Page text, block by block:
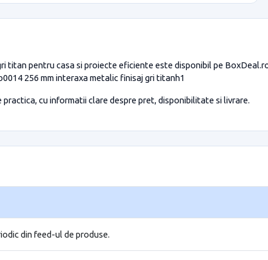
titan pentru casa si proiecte eficiente este disponibil pe
256 mm interaxa metalic finisaj gri titanh1
cu informatii clare despre pret, disponibilitate si livrare.
din feed-ul de produse.